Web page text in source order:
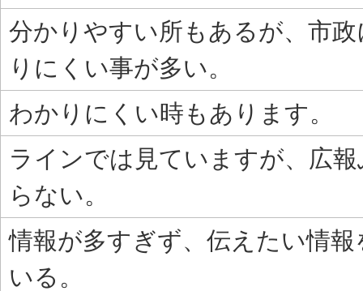
分かりやすい所もあるが、市
りにくい事が多い。
わかりにくい時もあります。
ラインでは見ていますが、広
らない。
情報が多すぎず、伝えたい情
いる。